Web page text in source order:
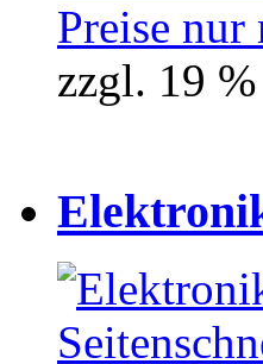
Preise
zzgl. 19